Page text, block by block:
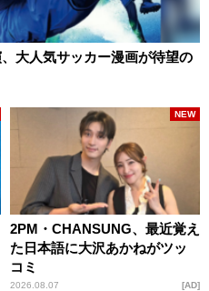
大人気サッカー漫画が待望の
2PM・CHANSUNG、最近覚え
た日本語に大沢あかねがツッ
コミ
2026.08.07
NEW
AD